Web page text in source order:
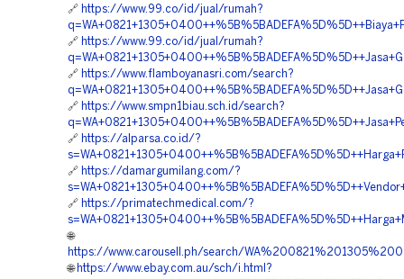
🔗 https://www.99.co/id/jual/rumah?
🔗 https://www.99.co/id/jual/rumah?
🔗 https://www.flamboyanasri.com/search?
🔗 https://www.smpn1biau.sch.id/search?
🔗 https://alparsa.co.id/?
🔗 https://damargumilang.com/?
🔗 https://primatechmedical.com/?
🌐
https://www.carousell.ph/search/
🌐 https://www.ebay.com.au/sch/i.html?